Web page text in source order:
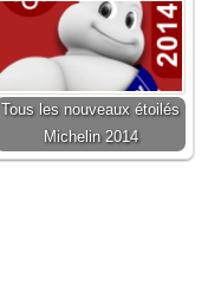
Tous les nouveaux étoilés
Michelin 2014